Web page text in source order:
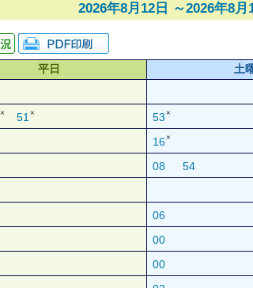
2026年8月12日 ～2026年8
平日 土
× 51 × 53 ×
16×
08 54
06
00
00